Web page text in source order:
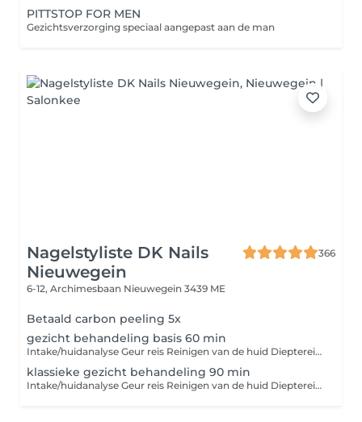
PITTSTOP FOR MEN
Gezichtsverzorging speciaal aangepast aan de man
Nagelstyliste DK Nails
Nieuwegein
366
6-12, Archimesbaan Nieuwegein 3439 ME
Betaald carbon peeling 5x
gezicht behandeling basis 60 min
Intake/huidanalyse Geur reis Reinigen van de huid Dieptereiniging/ peeling Onzuiverheden verwijderen Masseren 5 min Masker en hoofdhuidmassage / evt hand masker+ €12,50 Toner/serum/oogcreme Dagcrème /nachtverzorging Spf Thee ritueel
klassieke gezicht behandeling 90 min
Intake/huidanalyse Geur reis Reinigen van de huid Dieptereiniging/ peeling Spicy skin shock Onzuiverheden verwijderen Masseren 10 masseren Masker en hoofdhuidmassage / optioneel hand masker+ €12,50 Toner/serum/oogcreme Dagcrème /nachtverzorging Spf Thee ritueel